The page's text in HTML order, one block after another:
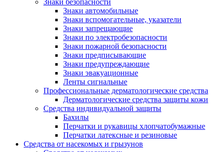
Знаки безопасности
Знаки автомобильные
Знаки вспомогательные, указатели
Знаки запрещающие
Знаки по электробезопасности
Знаки пожарной безопасности
Знаки предписывающие
Знаки предупреждающие
Знаки эвакуационные
Ленты сигнальные
Профессиональные дерматологические средства
Дерматологические средства защиты кожи
Средства индивидуальной защиты
Бахилы
Перчатки и рукавицы хлопчатобумажные
Перчатки латексные и резиновые
Средства от насекомых и грызунов